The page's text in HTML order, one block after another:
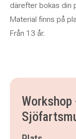
därefter bokas din
Material finns på
Från 13 år.
Workshop